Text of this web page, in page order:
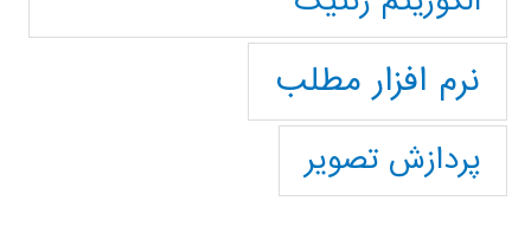
نرم افزار مطلب
پردازش تصویر